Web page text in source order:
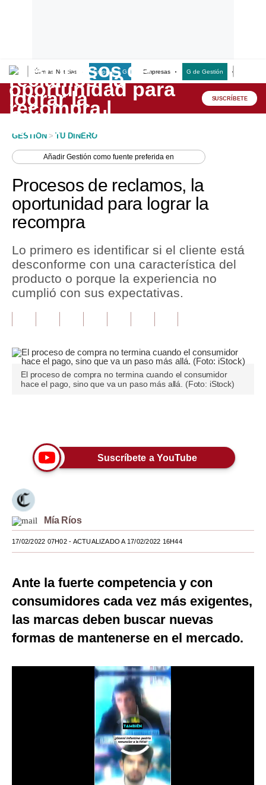
Últimas Noticias Empresas G Empresas G de Gestión
Lo último
Peru Quiosco
Economía
Mercados
Política
Tu Dinero
Finanzas Personales
Plus G
Opinión
Blogs
Lujo
Viajes
Mundo
EEUU
México
España
SUSCRÍBETE
GESTION > TU DINERO
AñadirGestión como fuente preferida en
Procesos de reclamos, la
oportunidad para lograr la
recompra
Lo primero es identificar si el cliente está
desconforme con una característica del
producto o porque la experiencia no
cumplió con sus expectativas.
El proceso de compra no termina cuando el consumidor
hace el pago, sino que va un paso más allá. (Foto: iStock)
Suscríbete a YouTube
Mía Ríos
17/02/2022 07H02- ACTUALIZADO A 17/02/2022 16H44
Ante la fuerte competencia y con
consumidores cada vez más exigentes,
las marcas deben buscar nuevas
formas de mantenerse en el mercado.